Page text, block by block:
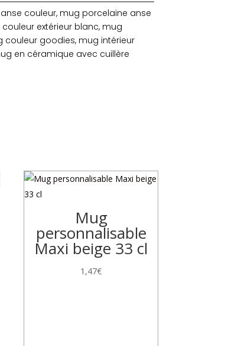
couleur, mug porcelaine anse
extérieur blanc, mug
goodies, mug intérieur
en céramique avec cuillère
Mug
personnalisable
Maxi beige 33 cl
1,47€